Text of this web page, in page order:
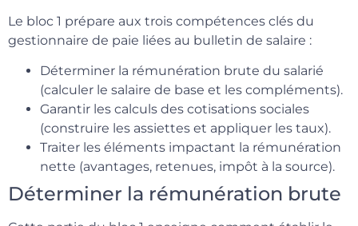
Le bloc 1 prépare aux trois compétences clés du
gestionnaire de paie liées au bulletin de salaire :
Déterminer la rémunération brute du salarié
(calculer le salaire de base et les compléments).
Garantir les calculs des cotisations sociales
(construire les assiettes et appliquer les taux).
Traiter les éléments impactant la rémunération
nette (avantages, retenues, impôt à la source).
Déterminer la rémunération brute